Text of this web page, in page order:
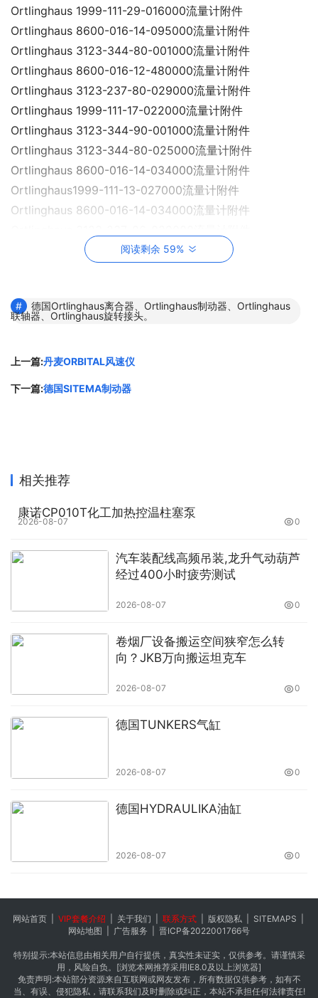
Ortlinghaus 1999-111-29-016000流量计附件
Ortlinghaus 8600-016-14-095000流量计附件
Ortlinghaus 3123-344-80-001000流量计附件
Ortlinghaus 8600-016-12-480000流量计附件
Ortlinghaus 3123-237-80-029000流量计附件
Ortlinghaus 1999-111-17-022000流量计附件
Ortlinghaus 3123-344-90-001000流量计附件
Ortlinghaus 3123-344-80-025000流量计附件
Ortlinghaus 8600-016-14-034000流量计附件
Ortlinghaus1999-111-13-027000流量计附件
Ortlinghaus 8600-016-14-034000流量计附件
Ortlinghaus 3123-344-86-001000流量计附件
Ortlinghaus 8600-016-12-488000流量计附件
Ortlinghaus 8600-016-14-096000流量计附件
Ortlinghaus 3123-237-90-029000流量计附件
Ortlinghaus 0-088-226-22-001-040旋转接头
Ortlinghaus 0-088-226-27-001-040旋转接头
Ortlinghaus 0086-028-99-206000缓冲液压缸
Ortlinghaus 0086-096-13-210000阀
Ortlinghaus 0085-103-00-003000离合器
Ortlinghaus 0023-200-63-171088制动器
Ortlinghaus 0085-210-00-003000旋转接头
Ortlinghaus 3100-140-15-021000摩擦片
Ortlinghaus 3100-015-15-000000摩擦片
Ortlinghaus 8400-037-60-058000密封圈
Ortlinghaus 8400-076-03-003000密封圈
Ortlinghaus 8400-076-03-001000密封圈
Ortlinghaus 8600-016-21-052000O形圈
Ortlinghaus 3400-888-29-018000夹紧套
Ortlinghaus 3100-140-15-021000摩擦片
Ortlinghaus 3100-015-15-000000摩擦片
阅读剩余 59%
德国Ortlinghaus离合器、Ortlinghaus制动器、Ortlinghaus
联轴器、Ortlinghaus旋转接头。
上一篇:丹麦ORBITAL风速仪
下一篇:德国SITEMA制动器
相关推荐
康诺CP010T化工加热控温柱塞泵
2026-08-07 0
汽车装配线高频吊装,龙升气动葫芦
经过400小时疲劳测试
2026-08-07 0
卷烟厂设备搬运空间狭窄怎么转
向？JKB万向搬运坦克车
2026-08-07 0
德国TUNKERS气缸
2026-08-07 0
德国HYDRAULIKA油缸
2026-08-07 0
网站首页| VIP套餐介绍 关于我们 联系方式| 版权隐私| SITEMAPS
网站地图
广告服务 晋ICP备2022001766号
特别提示:本站信息由相关用户自行提供，真实性未证实，仅供参考。请谨慎采
用，风险自负。[浏览本网推荐采用IE8.0及以上浏览器]
免责声明:本站部分资源来自互联网或网友发布，所有数据仅供参考，如有不
当、有误、侵犯隐私，请联系我们及时删除或纠正，本站不承担任何法律责任!